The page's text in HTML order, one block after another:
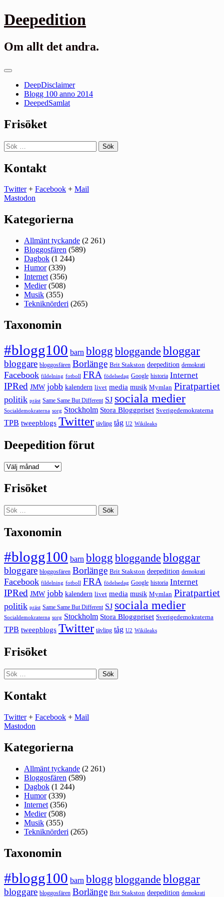
Gå
till
Deepedition
Om allt det andra.
Primär
DeepDisclaimer
Blogg 100 anno 2014
DeepedSamlat
Frisöket
Sök
efter:
Kontakt
Twitter+ Facebook + Mail
Mastodon
Kategorierna
Allmänt tyckande (2 261)
Bloggosfären (589)
Dagbok (1 244)
Humor(339)
Internet (356)
Medier(508)
Musik (355)
Tekniknörderi (265)
Taxonomin
#blogg100 barn blogg bloggande bloggar
bloggare bloggosfären Borlänge Brit Stakston deepedition demokrati
Facebook fildelning fotboll FRA födelsedag Google historia Internet
IPRed JMW jobb kalendern livet media musik Mymlan Piratpartiet
politik präst Same Same But Different SJ sociala medier
Socialdemokraterna sorg Stockholm Stora Bloggpriset Sverigedemokraterna
TPB tweepblogs Twitter tävling tåg U2 Wikileaks
Deepedition förut
Deepedition
Frisöket
Sök
efter:
Taxonomin
#blogg100 barn blogg bloggande bloggar
bloggare bloggosfären Borlänge Brit Stakston deepedition demokrati
Facebook fildelning fotboll FRA födelsedag Google historia Internet
IPRed JMW jobb kalendern livet media musik Mymlan Piratpartiet
politik präst Same Same But Different SJ sociala medier
Socialdemokraterna sorg Stockholm Stora Bloggpriset Sverigedemokraterna
TPB tweepblogs Twitter tävling tåg U2 Wikileaks
Frisöket
Sök
efter:
Kontakt
Twitter+ Facebook + Mail
Mastodon
Kategorierna
Allmänt tyckande (2 261)
Bloggosfären (589)
Dagbok (1 244)
Humor(339)
Internet (356)
Medier(508)
Musik (355)
Tekniknörderi (265)
Taxonomin
#blogg100 barn blogg bloggande bloggar
bloggare bloggosfären Borlänge Brit Stakston deepedition demokrati